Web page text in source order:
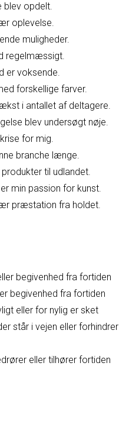
blev opdelt.
oplevelse.
muligheder.
regelmæssigt.
er voksende.
forskellige farver.
i antallet af deltagere.
blev undersøgt nøje.
for mig.
branche længe.
til udlandet.
min passion for kunst.
præstation fra holdet.
begivenhed fra fortiden
begivenhed fra fortiden
eller for nylig er sket
står i vejen eller forhindrer
eller tilhører fortiden